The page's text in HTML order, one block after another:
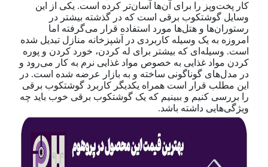
کار پخت‌وپز را برای آن‌ها آسان‌تر کرده است. یکی از این
وسایل گوشتکوب برقی است که در گذشته بیشتر در
رستوران‌ها و هتل‌ها مورد استفاده قرار می‌گرفته اما
امروزه به یک وسیله کاربردی در آشپزخانه منازل تبدیل شده
است. وسیله‌ای که بیشتر برای له کردن، خورد کردن و پوره
کردن مواد غذایی به خصوص مواد غذایی نرم به کار می‌رود و
در مدل‌های گوناگونی ساخته و به بازار عرضه شده است. در
این مطلب قرار است همراه یکدیگر کاربرد گوشتکوب برقی
را بررسی کنیم و ببینیم که یک گوشتکوب برقی خوب باید چه
ویژگی‌هایی داشته باشد.